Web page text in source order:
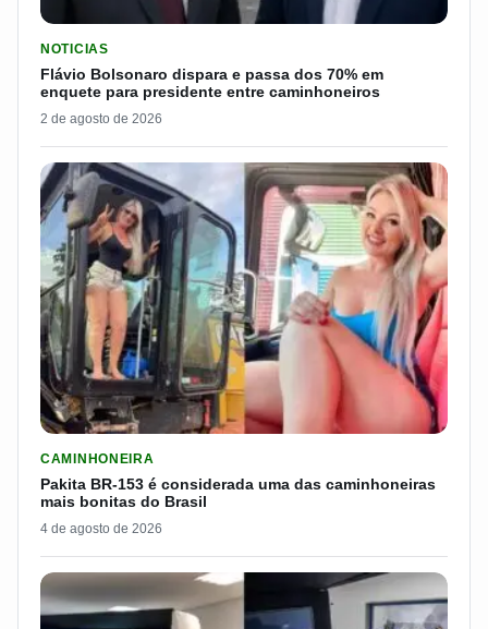
NOTICIAS
Flávio Bolsonaro dispara e passa dos 70% em
enquete para presidente entre caminhoneiros
2 de agosto de 2026
CAMINHONEIRA
Pakita BR-153 é considerada uma das caminhoneiras
mais bonitas do Brasil
4 de agosto de 2026